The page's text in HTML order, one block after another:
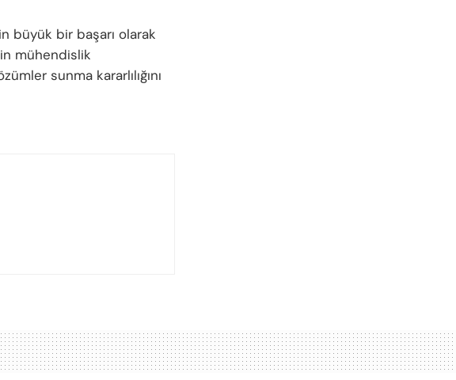
büyük bir başarı olarak
mühendislik
sunma kararlılığını